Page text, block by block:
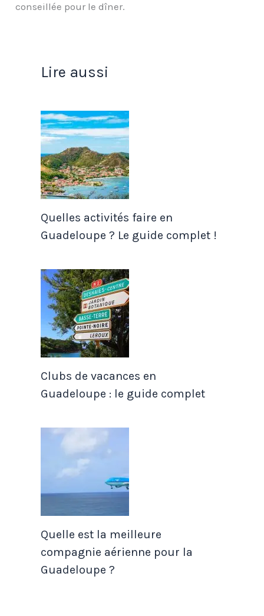
conseillée pour le dîner.
Lire aussi
Quelles activités faire en
Guadeloupe ? Le guide complet !
Clubs de vacances en
Guadeloupe : le guide complet
Quelle est la meilleure
compagnie aérienne pour la
Guadeloupe ?